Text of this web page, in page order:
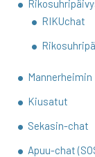
RIKUchat
Kiusatut
Sekasin-chat
Apuu-chat